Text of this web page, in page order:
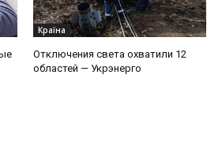
Країна
Отключения света охватили 12
областей — Укрэнерго